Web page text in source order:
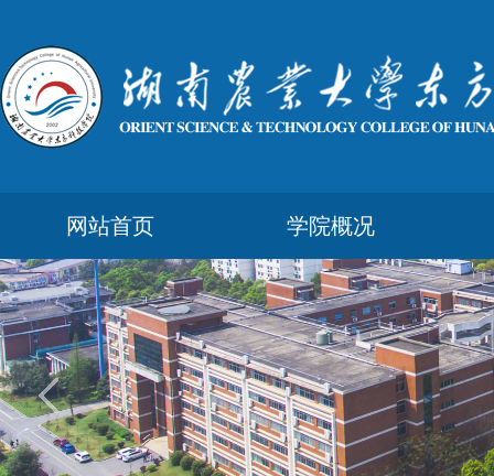
网站首页 学院概况